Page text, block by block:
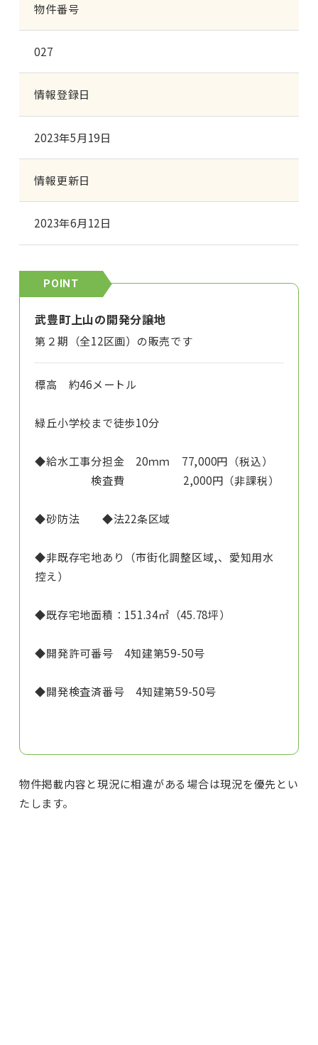
物件番号
027
情報登録日
2023年5月19日
情報更新日
2023年6月12日
武豊町上山の開発分譲地
第２期（全12区画）の販売です
標高 約46メートル
緑丘小学校まで徒歩10分
◆給水工事分担金 20ｍｍ 77,000円（税込）
検査費 2,000円（非課税）
◆砂防法 ◆法22条区域
◆非既存宅地あり（市街化調整区域,、愛知用水
控え）
◆既存宅地面積：151.34㎡（45.78坪）
◆開発許可番号 4知建第59-50号
◆開発検査済番号 4知建第59-50号
物件掲載内容と現況に相違がある場合は現況を優先とい
たします。